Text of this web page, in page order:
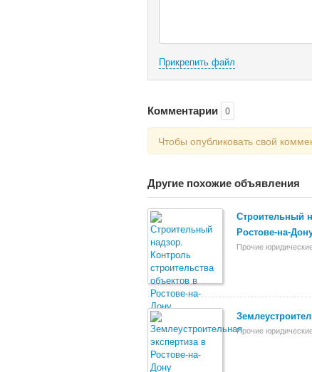
Прикрепить файл
Комментарии 0
Чтобы опубликовать свой
Другие похожие объявления
Строительный
Ростове-на-
Прочие
Прочие